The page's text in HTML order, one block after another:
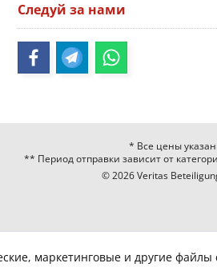
Следуй за нами
* Все цены
** Период отправки зависит от
© 2026 Veritas
маркетинговые и другие